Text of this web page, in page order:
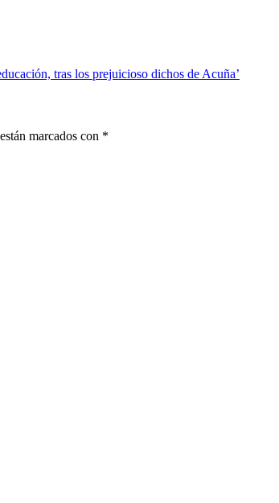
tras los prejuicioso dichos de Acuña’
marcados con *